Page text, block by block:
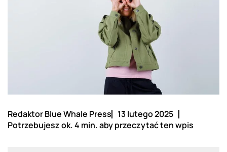
Redaktor Blue Whale Press
13 lutego 2025
Potrzebujesz ok. 4 min. aby przeczytać ten wpis